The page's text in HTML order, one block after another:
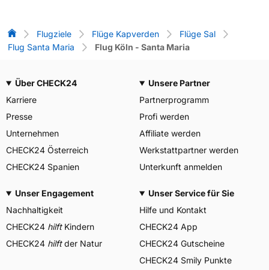
Flug-Vergleich
Flugziele Flüge Kapverden
Flüge Sal
Flug Santa Maria
Flug Köln - Santa Maria
Über CHECK24
Karriere
Presse
Unternehmen
CHECK24 Österreich
CHECK24 Spanien
Unsere Partner
Partnerprogramm
Profi werden
Affiliate werden
Werkstattpartner werden
Unterkunft anmelden
Unser Engagement
Nachhaltigkeit
CHECK24 hilftKindern
CHECK24 hilftder Natur
Unser Service für Sie
Hilfe und Kontakt
CHECK24 App
CHECK24 Gutscheine
CHECK24 Smily Punkte